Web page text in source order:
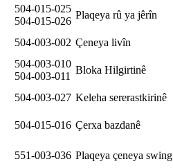
504-015-025
504-015-026
Plaqeya rû ya jêrîn
504-003-002 Çeneya livîn
504-003-010
504-003-011
Bloka Hilgirtinê
504-003-027 Keleha sererastkirinê
504-015-016 Çerxa bazdanê
551-003-036 Plaqeya çeneya swing